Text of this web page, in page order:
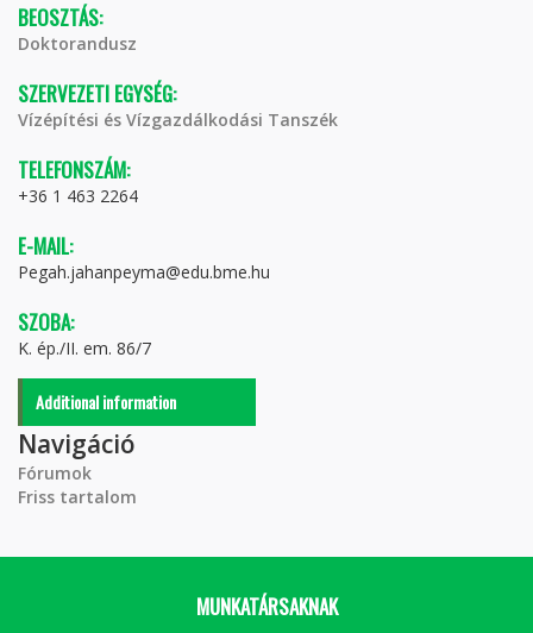
BEOSZTÁS:
Doktorandusz
SZERVEZETI EGYSÉG:
Vízépítési és Vízgazdálkodási Tanszék
TELEFONSZÁM:
+36 1 463 2264
E-MAIL:
Pegah.jahanpeyma@edu.bme.hu
SZOBA:
K. ép./II. em. 86/7
Additional information
Navigáció
Fórumok
Friss tartalom
MUNKATÁRSAKNAK